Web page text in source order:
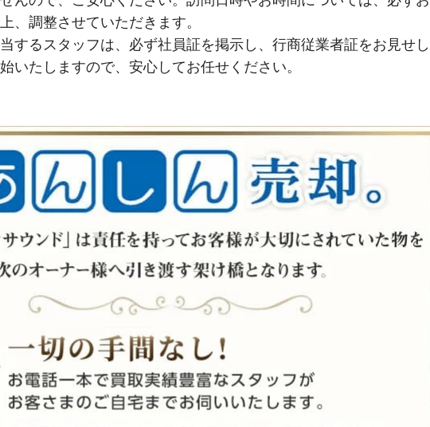
、調整させていただきます。
するスタッフは、必ず社員証を掲示し、行商従業者証をお見せし
いたしますので、安心してお任せください。